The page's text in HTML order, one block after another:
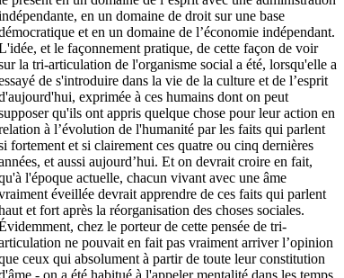
en un domaine de droit sur une base
et en un domaine de l’économie indépendant.
et le façonnement pratique, de cette façon de voir
la tri-articulation de l'organisme social a été, lorsqu'elle a
de s'introduire dans la vie de la culture et de l’esprit
exprimée à ces humains dont on peut
qu'ils ont appris quelque chose pour leur action en
à l’évolution de l'humanité par les faits qui parlent
fortement et si clairement ces quatre ou cinq dernières
et aussi aujourd’hui. Et on devrait croire en fait,
l'époque actuelle, chacun vivant avec une âme
éveillée devrait apprendre de ces faits qui parlent
et fort après la réorganisation des choses sociales.
chez le porteur de cette pensée de tri-
ne pouvait en fait pas vraiment arriver l’opinion
ceux qui absolument à partir de toute leur constitution
- on a été habitué à l'appeler mentalité dans les temps